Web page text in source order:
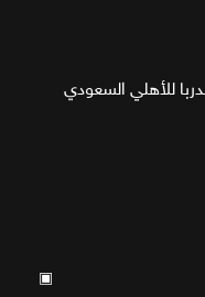
للأهلي السعودي
▣